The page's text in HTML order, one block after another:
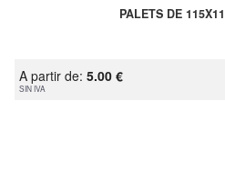
PALETS DE
A partir de: 5.00 €
SIN IVA